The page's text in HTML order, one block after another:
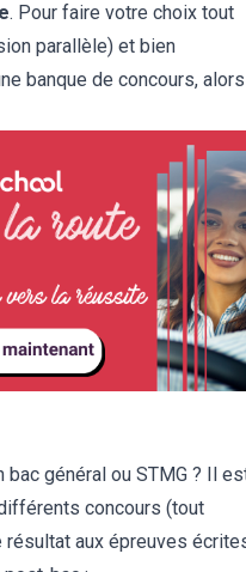
. Pour faire votre choix tout
parallèle) et bien
banque de concours, alors
général ou STMG ? Il
concours (tout
résultat aux épreuves